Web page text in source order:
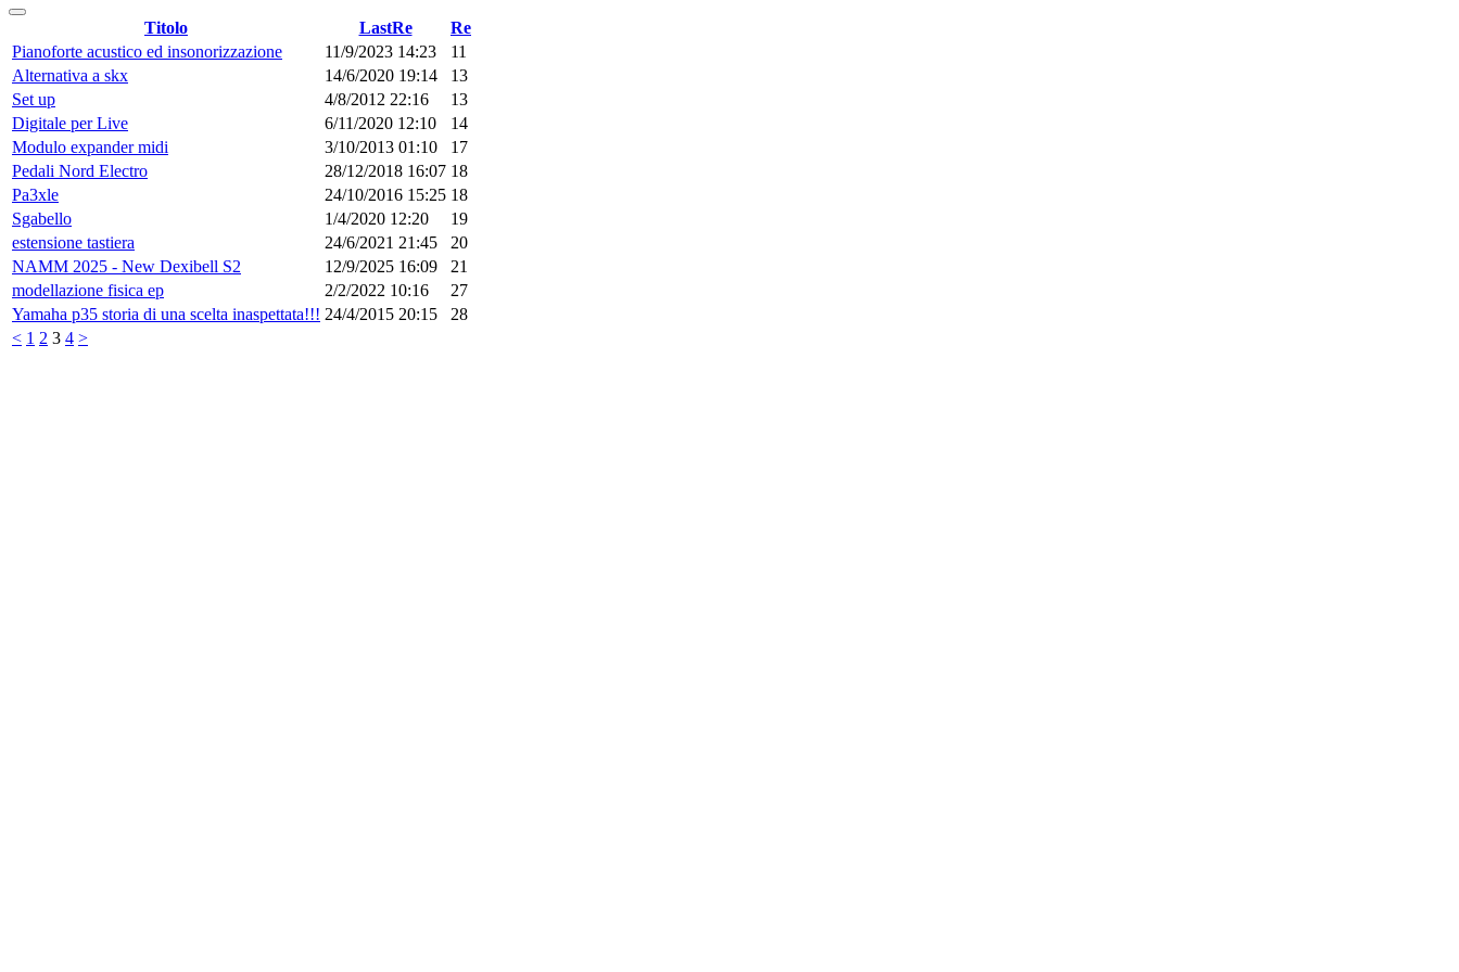
Titolo LastRe Re
< 1 2 3 4 >
Pianoforte acustico ed insonorizzazione 11/9/2023 14:23
11
Alternativa a skx
14/6/2020 19:14
13
Set up
4/8/2012 22:16
13
Digitale per Live
6/11/2020 12:10
14
Modulo expander midi
3/10/2013 01:10
17
Pedali Nord Electro
28/12/2018 16:07 18
Pa3xle
24/10/2016 15:25 18
Sgabello
1/4/2020 12:20
19
estensione tastiera
24/6/2021 21:45
20
NAMM 2025 - New Dexibell S2
12/9/2025 16:09
21
modellazione fisica ep
2/2/2022 10:16
27
Yamaha p35 storia di una scelta inaspettata!!! 24/4/2015 20:15 28